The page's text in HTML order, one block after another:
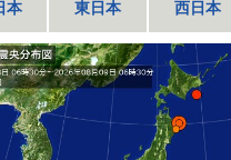
本 東日本 西日本